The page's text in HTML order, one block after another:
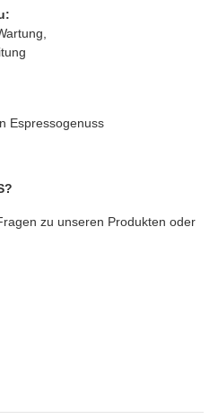
Espressogenuss
zu unseren Produkten oder